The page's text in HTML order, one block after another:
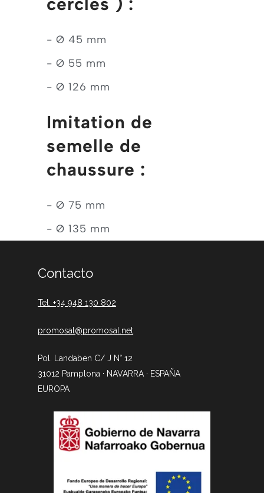
- Ø 45 mm
- Ø 55 mm
- Ø 126 mm
Imitation de
semelle de
chaussure :
- Ø 75 mm
- Ø 135 mm
Contacto
Tel. +34 948 130 802
promosal@promosal.net
Pol. Landaben C/ J N° 12
31012 Pamplona · NAVARRA · ESPAÑA
EUROPA